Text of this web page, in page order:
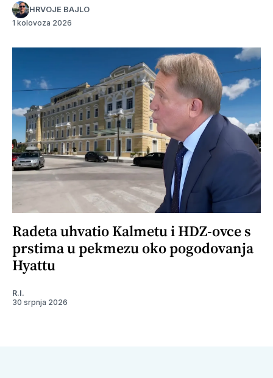
HRVOJE BAJLO
1 kolovoza 2026
Radeta uhvatio Kalmetu i HDZ-ovce s
prstima u pekmezu oko pogodovanja
Hyattu
R.I.
30 srpnja 2026